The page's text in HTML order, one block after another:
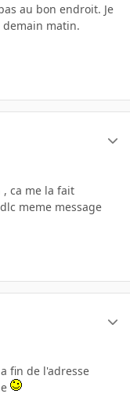
au bon endroit. Je
demain matin.
, ca me la fait
meme message
fin de l'adresse